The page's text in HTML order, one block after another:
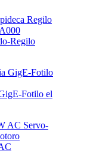
Regilo
Fotilo el